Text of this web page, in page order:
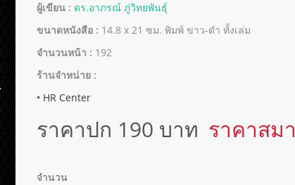
ผู้เขียน : ดร.อาภรณ์ ภู่วิทยพันธุ์
ขนาดหนังสือ : 14.8 x 21 ซม. พิมพ์ ขาว-ดำ ทั้งเล่ม
จำนวนหน้า : 192
ร้านจำหน่าย :
• HR Center
ราคาปก 190 บาท ราคาสม
จำนวน